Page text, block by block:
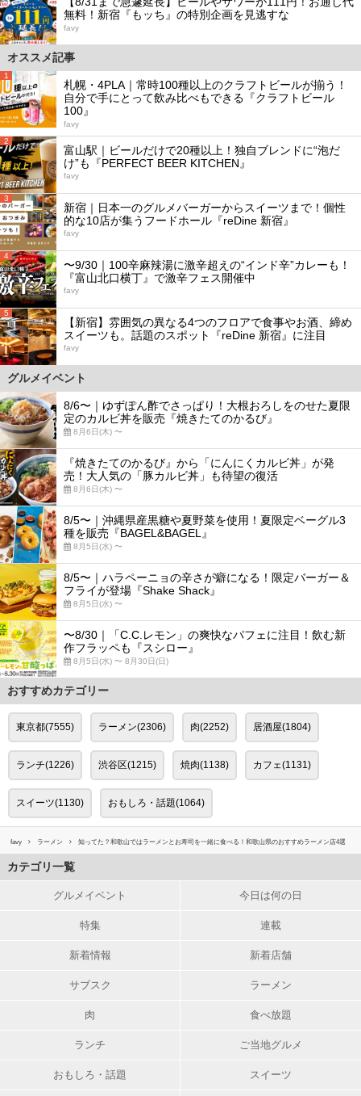
無料！新宿『もッち』の特別企画を見逃すな
favy
オススメ記事
1
札幌・4PLA｜常時100種以上のクラフトビールが揃う！
自分で手にとって飲み比べもできる『クラフトビール
100』
favy
2
富山駅｜ビールだけで20種以上！独自ブレンドに“泡だ
け”も『PERFECT BEER KITCHEN』
favy
3
新宿｜日本一のグルメバーガーからスイーツまで！個性
的な10店が集うフードホール『reDine 新宿』
favy
4
〜9/30｜100辛麻辣湯に激辛超えの“インド辛”カレーも！
『富山北口横丁』で激辛フェス開催中
favy
5
【新宿】雰囲気の異なる4つのフロアで食事やお酒、締め
スイーツも。話題のスポット『reDine 新宿』に注目
favy
グルメイベント
8/6〜｜ゆずぽん酢でさっぱり！大根おろしをのせた夏限
定のカルビ丼を販売『焼きたてのかるび』
8月6日(木) 〜
『焼きたてのかるび』から「にんにくカルビ丼」が発
売！大人気の「豚カルビ丼」も待望の復活
8月6日(木) 〜
8/5〜｜沖縄県産黒糖や夏野菜を使用！夏限定ベーグル3
種を販売『BAGEL&BAGEL』
8月5日(水) 〜
8/5〜｜ハラペーニョの辛さが癖になる！限定バーガー＆
フライが登場『Shake Shack』
8月5日(水) 〜
〜8/30｜「C.C.レモン」の爽快なパフェに注目！飲む新
作フラッペも『スシロー』
8月5日(水) 〜 8月30日(日)
おすすめカテゴリー
東京都(7555) ラーメン(2306) 肉(2252) 居酒屋(1804)
ランチ(1226) 渋谷区(1215) 焼肉(1138) カフェ(1131)
スイーツ(1130) おもしろ・話題(1064)
favy ラーメン 知ってた？和歌山ではラーメンとお寿司を一緒に食べる！和歌山県のおすすめラーメン店4選
カテゴリ一覧
グルメイベント 今日は何の日
特集 連載
新着情報 新着店舗
サブスク ラーメン
肉 食べ放題
ランチ ご当地グルメ
おもしろ・話題 スイーツ